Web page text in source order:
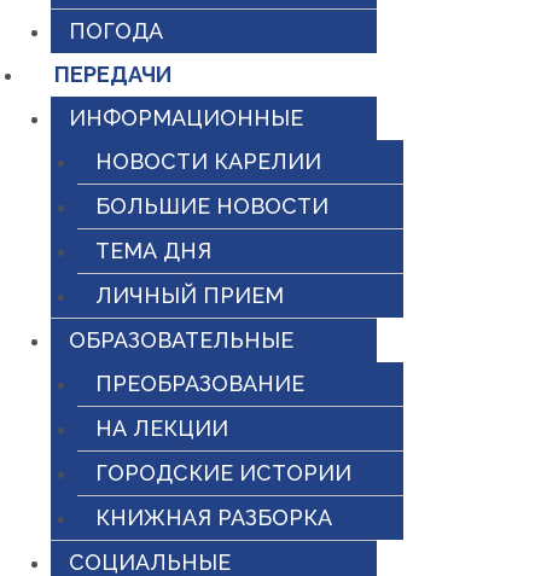
ПОГОДА
ПЕРЕДАЧИ
ИНФОРМАЦИОННЫЕ
НОВОСТИ КАРЕЛИИ
БОЛЬШИЕ НОВОСТИ
ТЕМА ДНЯ
ЛИЧНЫЙ ПРИЕМ
ОБРАЗОВАТЕЛЬНЫЕ
ПРЕОБРАЗОВАНИЕ
НА ЛЕКЦИИ
ГОРОДСКИЕ ИСТОРИИ
КНИЖНАЯ РАЗБОРКА
СОЦИАЛЬНЫЕ